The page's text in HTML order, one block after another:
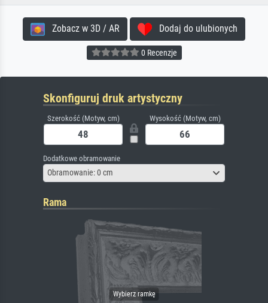
Zobacz w 3D / AR Dodaj do ulubionych
0 Recenzje
Skonfiguruj druk artystyczny
Szerokość (Motyw, cm) Wysokość (Motyw, cm)
Dodatkowe obramowanie
Obramowanie: 0 cm
Rama